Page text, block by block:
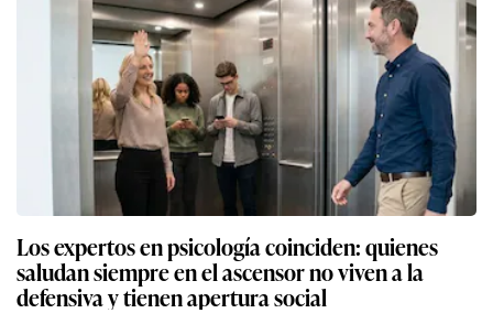
Los expertos en psicología coinciden: quienes
saludan siempre en el ascensor no viven a la
defensiva y tienen apertura social